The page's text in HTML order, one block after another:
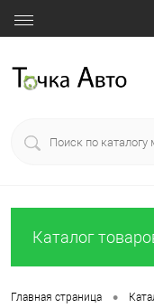
Каталог
Главная страница •